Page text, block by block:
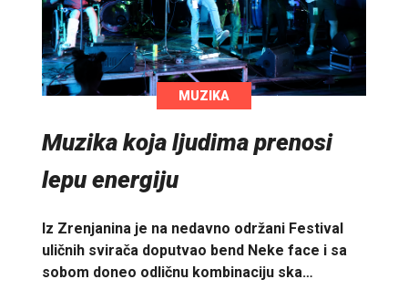
MUZIKA
Muzika koja ljudima prenosi
lepu energiju
Iz Zrenjanina je na nedavno održani Festival
uličnih svirača doputvao bend Neke face i sa
sobom doneo odličnu kombinaciju ska…